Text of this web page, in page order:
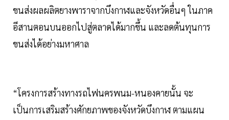
ขนส่งผลผลิตยางพาราจากบึงกาฬและจังหวัดอื่นๆ ในภาค
อีสานตอนบนออกไปสู่ตลาดได้มากขึ้น และลดต้นทุนการ
ขนส่งได้อย่างมหาศาล
“โครงการสร้างทางรถไฟนครพนม-หนองคายนั้น จะ
เป็นการเสริมสร้างศักยภาพของจังหวัดบึงกาฬ ตามแผน